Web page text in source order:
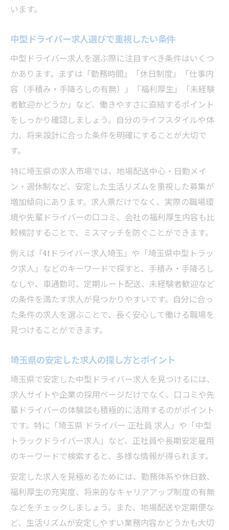
夫
中高年転職に最適な埼玉県ドライバー求人
安定収入を目指す中型ドライバー求人選び
地場配送・日勤で毎日帰れる求人選びの極意
地場配送メインのドライバー求人が人気な
理由
毎日帰宅できる中型求人の選び方と注意点
現
埼玉県の地場中心ドライバー求人の魅力紹
介
負担少なめの配送業務で働きやすさを追求
未経験から始める安心の埼玉県中型求人ガイド
未経験者歓迎の中型ドライバー求人を徹底
解説
中型免許取得支援がある求人の選び方
研修制度が充実したドライバー求人の特徴
未経験から正社員を目指せる求人ポイント
います。
中型ドライバー求人選びで重視したい条件
中型ドライバー求人を選ぶ際に注目すべき条件はいくつ
かあります。まずは「勤務時間」「休日制度」「仕事内
容（手積み・手降ろしの有無）」「福利厚生」「未経験
者歓迎かどうか」など、働きやすさに直結するポイント
をしっかり確認しましょう。自分のライフスタイルや体
力、将来設計に合った条件を明確にすることが大切で
す。
特に埼玉県の求人市場では、地場配送中心・日勤メイ
ン・週休制など、安定した生活リズムを重視した募集が
増加傾向にあります。求人票だけでなく、実際の職場環
境や先輩ドライバーの口コミ、会社の福利厚生内容も比
較検討することで、ミスマッチを防ぐことができます。
例えば「4tドライバー求人埼玉」や「埼玉県中型トラッ
ク求人」などのキーワードで探すと、手積み・手降ろし
なしや、車通勤可、定期ルート配送、未経験者歓迎など
の条件を満たす求人が見つかりやすいです。自分に合っ
た条件の求人を選ぶことで、長く安心して働ける職場を
見つけることができます。
埼玉県の安定した求人の探し方とポイント
埼玉県で安定した中型ドライバー求人を見つけるには、
求人サイトや企業の採用ページだけでなく、口コミや先
輩ドライバーの体験談も積極的に活用するのがポイント
です。特に「埼玉県 ドライバー 正社員 求人」や「中型
トラックドライバー求人」など、正社員や長期安定雇用
のキーワードで検索すると、多様な情報が得られます。
安定した求人を見極めるためには、勤務体系や休日数、
福利厚生の充実度、将来的なキャリアアップ制度の有無
などをチェックしましょう。また、地場配送や定期便な
ど、生活リズムが安定しやすい業務内容かどうかも大切